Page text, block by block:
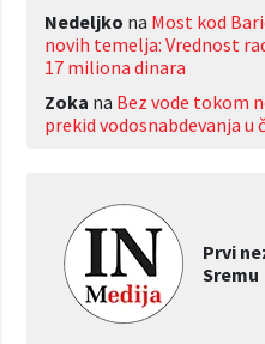
Nedeljko na Most kod
novih temelja: Vrednost
17 miliona dinara
Zoka na Bez vode tokom
prekid vodosnabdevanja u
Prvi
Sremu